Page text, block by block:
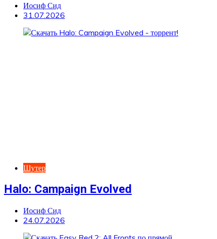
Иосиф Сид
31.07.2026
Шутер
Halo: Campaign Evolved
Иосиф Сид
24.07.2026